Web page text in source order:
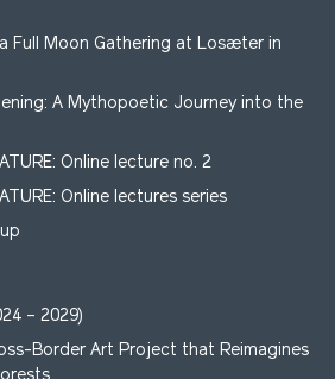
Full Moon Gathering at Losæter in
A Mythopoetic Journey into the
Online lecture no. 2
Online lectures series
– 2029)
Border Art Project that Reimagines